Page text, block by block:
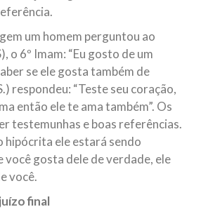
um homem perguntou ao
o 6º Imam: “Eu gosto de um
se ele gosta também de
respondeu: “Teste seu coração,
então ele te ama também”. Os
testemunhas e boas referências.
hipócrita ele estará sendo
você gosta dele de verdade, ele
você.
final